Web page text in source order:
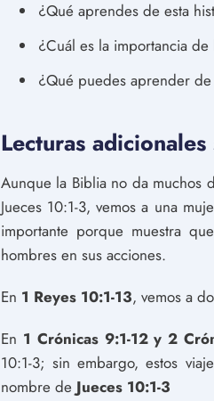
¿Qué aprendes de esta
¿Cuál es la importancia
¿Qué puedes aprender de
Lecturas
Aunque la Biblia no da muchos
Jueces 10:1-3, vemos a una
importante porque muestra
hombres en sus acciones.
En 1 Reyes 10:1-13, vemos a
En 1 Crónicas 9:1-12 y 2
10:1-3; sin embargo, estos
nombre de Jueces 10:1-3